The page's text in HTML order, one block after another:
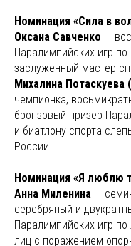
Номинация «Сила в
Оксана Савченко —
Паралимпийских игр
заслуженный мастер
Михалина
чемпионка,
бронзовый призёр
и биатлону спорта
России.
Номинация «Я люблю
Анна Миленина —
серебряный и
Паралимпийских игр
лиц с поражением